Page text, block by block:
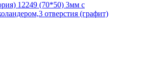
12249 (70*50) 3мм с
отверстия (графит)